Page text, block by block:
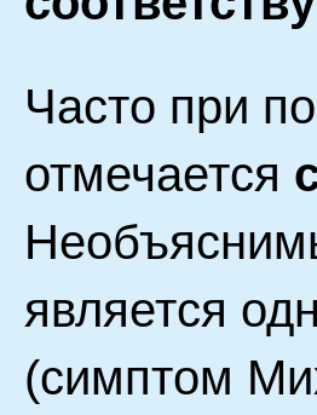
Часто при
отмечается
является
(симптом